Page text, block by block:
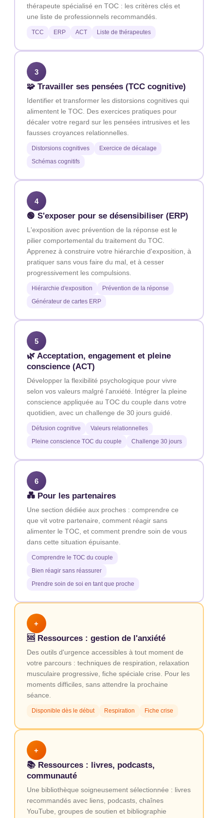
thérapeute spécialisé en TOC : les critères clés et
une liste de professionnels recommandés.
TCC ERP ACT Liste de thérapeutes
3
🧩 Travailler ses pensées (TCC cognitive)
Identifier et transformer les distorsions cognitives qui
alimentent le TOC. Des exercices pratiques pour
décaler votre regard sur les pensées intrusives et les
fausses croyances relationnelles.
Distorsions cognitives
Exercice de décalage
Schémas cognitifs
4
🟢 S'exposer pour se désensibiliser (ERP)
L'exposition avec prévention de la réponse est le
pilier comportemental du traitement du TOC.
Apprenez à construire votre hiérarchie d'exposition, à
pratiquer sans vous faire du mal, et à cesser
progressivement les compulsions.
Hiérarchie d'exposition
Prévention de la réponse
Générateur de cartes ERP
5
🌿 Acceptation, engagement et pleine
conscience (ACT)
Développer la flexibilité psychologique pour vivre
selon vos valeurs malgré l'anxiété. Intégrer la pleine
conscience appliquée au TOC du couple dans votre
quotidien, avec un challenge de 30 jours guidé.
Défusion cognitive
Valeurs relationnelles
Pleine conscience TOC du couple
Challenge 30 jours
6
💑 Pour les partenaires
Une section dédiée aux proches : comprendre ce
que vit votre partenaire, comment réagir sans
alimenter le TOC, et comment prendre soin de vous
dans cette situation épuisante.
Comprendre le TOC du couple
Bien réagir sans réassurer
Prendre soin de soi en tant que proche
+
🆘 Ressources : gestion de l'anxiété
Des outils d'urgence accessibles à tout moment de
votre parcours : techniques de respiration, relaxation
musculaire progressive, fiche spéciale crise. Pour les
moments difficiles, sans attendre la prochaine
séance.
Disponible dès le début Respiration Fiche crise
+
📚 Ressources : livres, podcasts,
communauté
Une bibliothèque soigneusement sélectionnée : livres
recommandés avec liens, podcasts, chaînes
YouTube, groupes de soutien et bibliographie